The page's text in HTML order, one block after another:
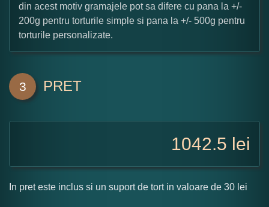
din acest motiv gramajele pot sa difere cu pana la +/-
200g pentru torturile simple si pana la +/- 500g pentru
torturile personalizate.
3 PRET
1042.5 lei
In pret este inclus si un suport de tort in valoare de 30 lei